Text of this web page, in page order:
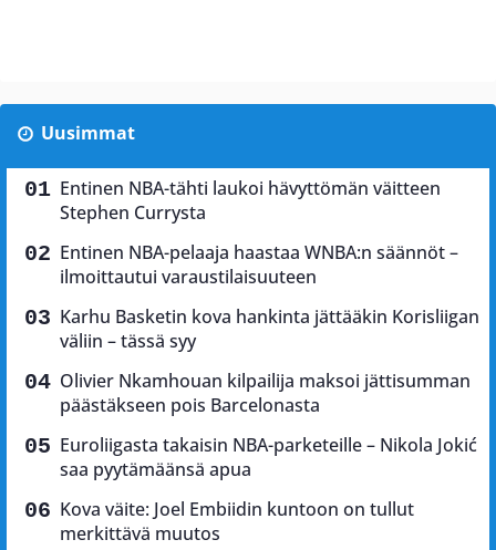
Uusimmat
Entinen NBA-tähti laukoi hävyttömän väitteen
Stephen Currysta
Entinen NBA-pelaaja haastaa WNBA:n säännöt –
ilmoittautui varaustilaisuuteen
Karhu Basketin kova hankinta jättääkin Korisliigan
väliin – tässä syy
Olivier Nkamhouan kilpailija maksoi jättisumman
päästäkseen pois Barcelonasta
Euroliigasta takaisin NBA-parketeille – Nikola Jokić
saa pyytämäänsä apua
Kova väite: Joel Embiidin kuntoon on tullut
merkittävä muutos